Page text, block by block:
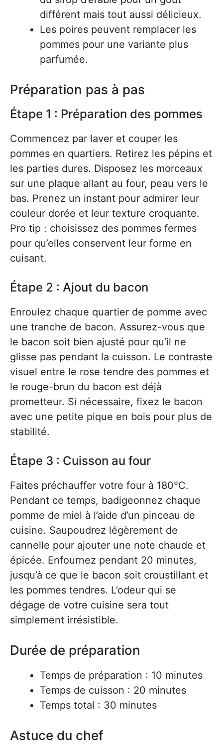
différent mais tout aussi délicieux.
Les poires peuvent remplacer les
pommes pour une variante plus
parfumée.
Préparation pas à pas
Étape 1 : Préparation des pommes
Commencez par laver et couper les
pommes en quartiers. Retirez les pépins et
les parties dures. Disposez les morceaux
sur une plaque allant au four, peau vers le
bas. Prenez un instant pour admirer leur
couleur dorée et leur texture croquante.
Pro tip : choisissez des pommes fermes
pour qu’elles conservent leur forme en
cuisant.
Étape 2 : Ajout du bacon
Enroulez chaque quartier de pomme avec
une tranche de bacon. Assurez-vous que
le bacon soit bien ajusté pour qu’il ne
glisse pas pendant la cuisson. Le contraste
visuel entre le rose tendre des pommes et
le rouge-brun du bacon est déjà
prometteur. Si nécessaire, fixez le bacon
avec une petite pique en bois pour plus de
stabilité.
Étape 3 : Cuisson au four
Faites préchauffer votre four à 180°C.
Pendant ce temps, badigeonnez chaque
pomme de miel à l’aide d’un pinceau de
cuisine. Saupoudrez légèrement de
cannelle pour ajouter une note chaude et
épicée. Enfournez pendant 20 minutes,
jusqu’à ce que le bacon soit croustillant et
les pommes tendres. L’odeur qui se
dégage de votre cuisine sera tout
simplement irrésistible.
Durée de préparation
Temps de préparation : 10 minutes
Temps de cuisson : 20 minutes
Temps total : 30 minutes
Astuce du chef